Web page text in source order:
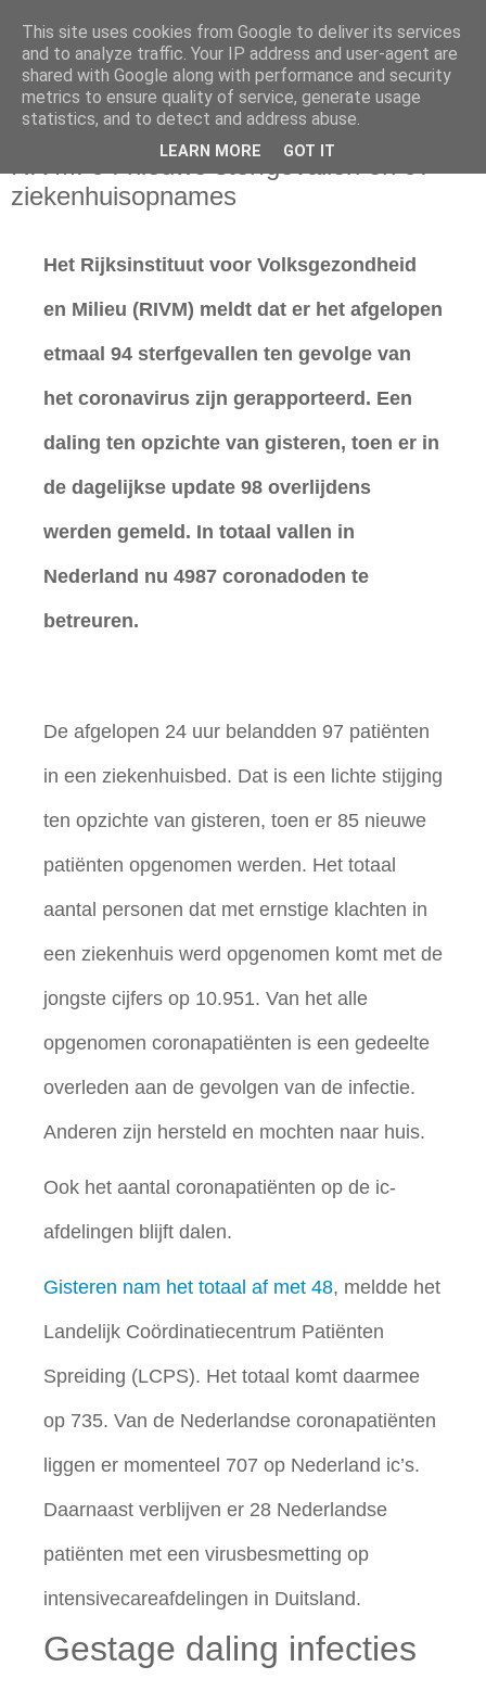
zaterdag 2 mei 2020
RIVM: 94 nieuwe sterfgevallen en 97
ziekenhuisopnames
Het Rijksinstituut voor Volksgezondheid
en Milieu (RIVM) meldt dat er het afgelopen
etmaal 94 sterfgevallen ten gevolge van
het coronavirus zijn gerapporteerd. Een
daling ten opzichte van gisteren, toen er in
de dagelijkse update 98 overlijdens
werden gemeld. In totaal vallen in
Nederland nu 4987 coronadoden te
betreuren.
De afgelopen 24 uur belandden 97 patiënten
in een ziekenhuisbed. Dat is een lichte stijging
ten opzichte van gisteren, toen er 85 nieuwe
patiënten opgenomen werden. Het totaal
aantal personen dat met ernstige klachten in
een ziekenhuis werd opgenomen komt met de
jongste cijfers op 10.951. Van het alle
opgenomen coronapatiënten is een gedeelte
overleden aan de gevolgen van de infectie.
Anderen zijn hersteld en mochten naar huis.
Ook het aantal coronapatiënten op de ic-
afdelingen blijft dalen.
Gisteren nam het totaal af met 48, meldde het
Landelijk Coördinatiecentrum Patiënten
Spreiding (LCPS). Het totaal komt daarmee
op 735. Van de Nederlandse coronapatiënten
liggen er momenteel 707 op Nederland ic’s.
Daarnaast verblijven er 28 Nederlandse
patiënten met een virusbesmetting op
intensivecareafdelingen in Duitsland.
Gestage daling infecties
This site uses cookies from Google to deliver its services
and to analyze traffic. Your IP address and user-agent are
shared with Google along with performance and security
metrics to ensure quality of service, generate usage
statistics, and to detect and address abuse.
LEARN MORE GOT IT